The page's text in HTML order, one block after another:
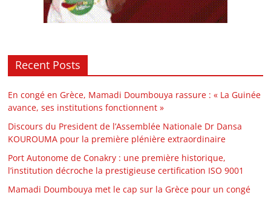
Recent Posts
En congé en Grèce, Mamadi Doumbouya rassure : « La Guinée
avance, ses institutions fonctionnent »
Discours du President de l’Assemblée Nationale Dr Dansa
KOUROUMA pour la première plénière extraordinaire
Port Autonome de Conakry : une première historique,
l’institution décroche la prestigieuse certification ISO 9001
Mamadi Doumbouya met le cap sur la Grèce pour un congé